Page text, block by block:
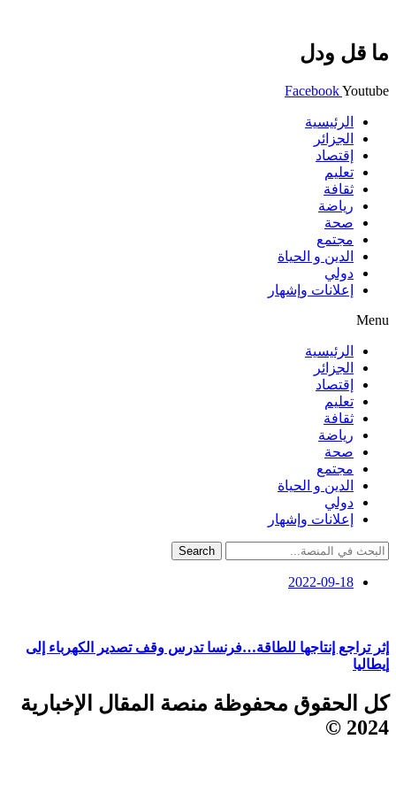
ما قل ودل
FacebookYoutube
الرئيسية
الجزائر
إقتصاد
تعليم
ثقافة
رياضة
صحة
مجتمع
الدين و الحياة
دولي
إعلانات وإشهار
Menu
الرئيسية
الجزائر
إقتصاد
تعليم
ثقافة
رياضة
صحة
مجتمع
الدين و الحياة
دولي
إعلانات وإشهار
Search
2022-09-18
إثر تراجع إنتاجها للطاقة…فرنسا تدرس وقف تصدير الكهرباء إلى
إيطاليا
كل الحقوق محفوظة منصة المقال الإخبارية
2024 ©